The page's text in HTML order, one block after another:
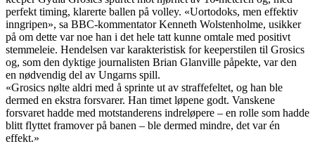
perfekt timing, klarerte ballen på volley. «Uortodoks, men effektiv
inngripen», sa BBC-kommentator Kenneth Wolstenholme, usikker
på om dette var noe han i det hele tatt kunne omtale med positivt
stemmeleie. Hendelsen var karakteristisk for keeperstilen til Grosics
og, som den dyktige journalisten Brian Glanville påpekte, var den
en nødvendig del av Ungarns spill.
«Grosics nølte aldri med å sprinte ut av straffefeltet, og han ble
dermed en ekstra forsvarer. Han timet løpene godt. Vanskene
forsvaret hadde med motstanderens indreløpere – en rolle som hadde
blitt flyttet framover på banen – ble dermed mindre, det var én
effekt.»